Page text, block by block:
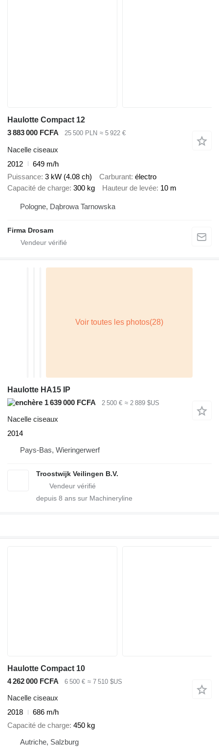
Haulotte Compact 12
3 883 000 FCFA
25 500 PLN ≈ 5 922 €
Nacelle ciseaux
2012
649 m/h
Puissance 3 kW (4.08 ch) Carburant électro
Capacité de charge 300 kg Hauteur de levée 10 m
Pologne, Dąbrowa Tarnowska
Firma Drosam
Haulotte HA15 IP
1 639 000 FCFA
2 500 € ≈ 2 889 $US
Nacelle ciseaux
2014
Pays-Bas, Wieringerwerf
Troostwijk Veilingen B.V.
depuis 8 ans sur Machineryline
Haulotte Compact 10
4 262 000 FCFA
6 500 € ≈ 7 510 $US
Nacelle ciseaux
2018
686 m/h
Capacité de charge 450 kg
Autriche, Salzburg